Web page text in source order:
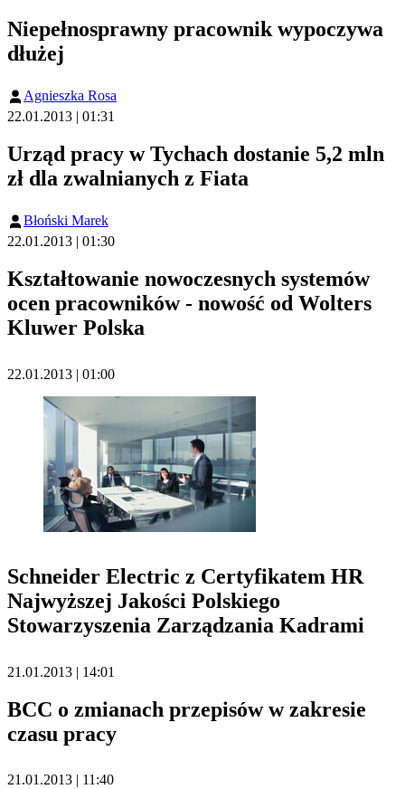
Niepełnosprawny pracownik wypoczywa
dłużej
Agnieszka Rosa
22.01.2013 | 01:31
Urząd pracy w Tychach dostanie 5,2 mln
zł dla zwalnianych z Fiata
Błoński Marek
22.01.2013 | 01:30
Kształtowanie nowoczesnych systemów
ocen pracowników - nowość od Wolters
Kluwer Polska
22.01.2013 | 01:00
Schneider Electric z Certyfikatem HR
Najwyższej Jakości Polskiego
Stowarzyszenia Zarządzania Kadrami
21.01.2013 | 14:01
BCC o zmianach przepisów w zakresie
czasu pracy
21.01.2013 | 11:40